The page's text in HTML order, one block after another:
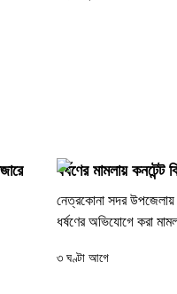
ধর্ষণের মামলায় কনটেন্ট
নেত্রকোনা সদর
ধর্ষণের অভিযোগে করা
৩ ঘণ্টা আগে